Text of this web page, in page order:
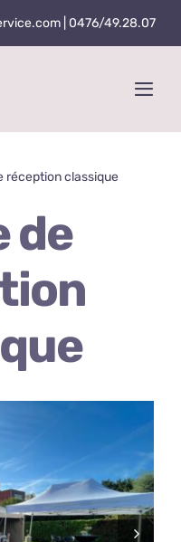
| 0476/49.28.07
réception classique
de
